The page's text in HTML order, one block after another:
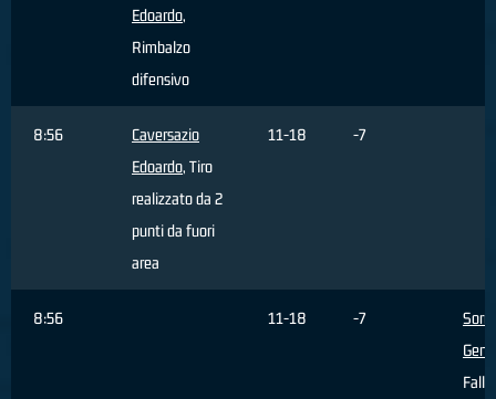
Edoardo,
Rimbalzo
difensivo
8:56
Caversazio
Edoardo, Tiro
realizzato da 2
punti da fuori
area
11-18 -7
8:56 11-18 -7
Fallo